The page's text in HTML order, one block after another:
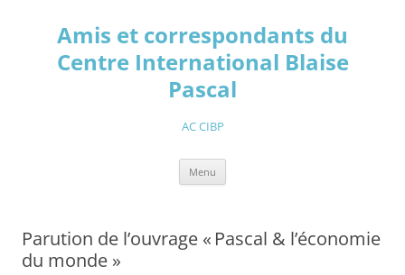
contenuAmis et correspondants du
Centre International Blaise
Pascal
AC CIBP
Menu
Parution de l’ouvrage « Pascal & l’économie
du monde »